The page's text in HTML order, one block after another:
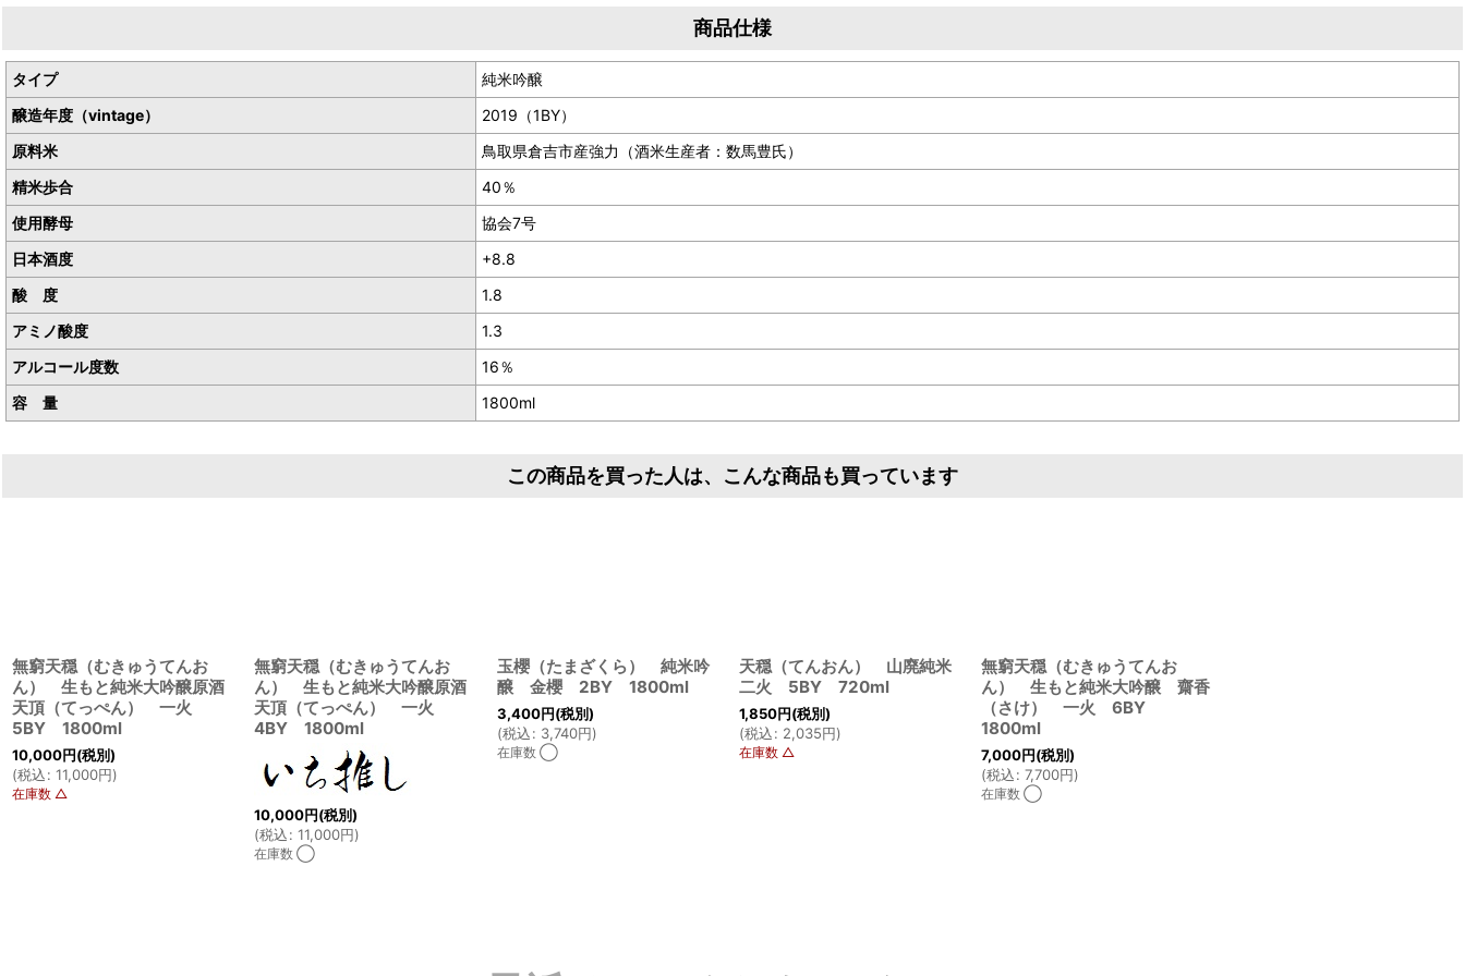
商品仕様
タイプ
純米吟醸
醸造年度（vintage）
2019（1BY）
原料米
鳥取県倉吉市産強力（酒米生産者：数馬豊氏）
精米歩合
40％
使用酵母
協会7号
日本酒度
+8.8
酸 度
1.8
アミノ酸度
1.3
アルコール度数
16％
容 量
1800ml
この商品を買った人は、こんな商品も買っています
無窮天穏（むきゅうてんお
ん） 生もと純米大吟醸原酒
天頂（てっぺん） 一火
5BY 1800ml
10,000円(税別)
(税込: 11,000円)
在庫数 △
無窮天穏（むきゅうてんお
ん） 生もと純米大吟醸原酒
天頂（てっぺん） 一火
4BY 1800ml
10,000円(税別)
(税込: 11,000円)
在庫数 ◯
玉櫻（たまざくら） 純米吟
醸 金櫻 2BY 1800ml
3,400円(税別)
(税込: 3,740円)
在庫数 ◯
天穏（てんおん） 山廃純米
二火 5BY 720ml
1,850円(税別)
(税込: 2,035円)
在庫数 △
無窮天穏（むきゅうてんお
ん） 生もと純米大吟醸 齋香
（さけ） 一火 6BY
1800ml
7,000円(税別)
(税込: 7,700円)
在庫数 ◯